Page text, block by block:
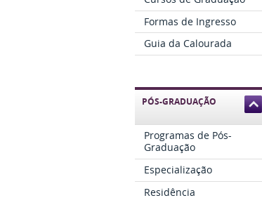
Formas de Ingresso
Guia da Calourada
PÓS-GRADUAÇÃO
Programas de Pós-
Graduação
Especialização
Residência